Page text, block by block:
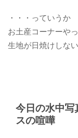
・・・っていうか
お土産コーナーや
生地が日焼けしな
今日の水中写
スの喧嘩